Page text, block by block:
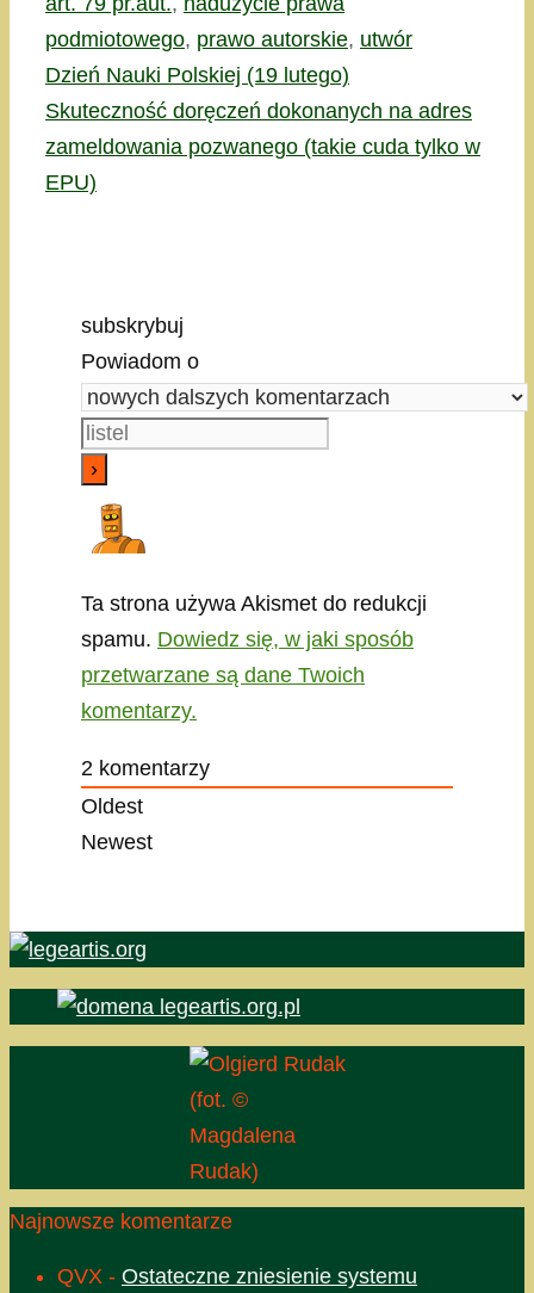
podmiotowego, prawo autorskie, utwór
Dzień Nauki Polskiej (19 lutego)
Skuteczność doręczeń dokonanych na adres
zameldowania pozwanego (takie cuda tylko w
EPU)
subskrybuj
Powiadom o
Ta strona używa Akismet do redukcji
spamu. Dowiedz się, w jaki sposób
przetwarzane są dane Twoich
komentarzy.
2 komentarzy
Oldest
Newest
(fot. ©
Magdalena
Rudak)
Najnowsze komentarze
QVX - Ostateczne zniesienie systemu